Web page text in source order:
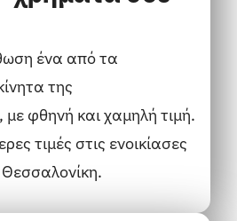
ένα από τα
της
, με φθηνή και χαμηλή τιμή.
τιμές στις ενοικίασες